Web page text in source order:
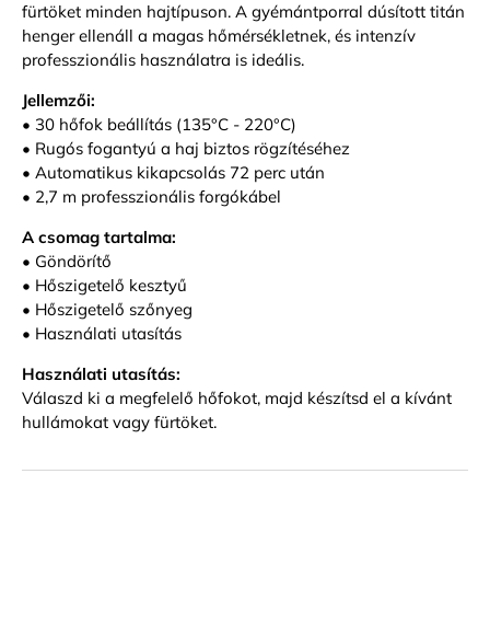
fürtöket minden hajtípuson. A gyémántporral dúsított titán
henger ellenáll a magas hőmérsékletnek, és intenzív
professzionális használatra is ideális.
Jellemzői:
• 30 hőfok beállítás (135°C - 220°C)
• Rugós fogantyú a haj biztos rögzítéséhez
• Automatikus kikapcsolás 72 perc után
• 2,7 m professzionális forgókábel
A csomag tartalma:
• Göndörítő
• Hőszigetelő kesztyű
• Hőszigetelő szőnyeg
• Használati utasítás
Használati utasítás:
Válaszd ki a megfelelő hőfokot, majd készítsd el a kívánt
hullámokat vagy fürtöket.